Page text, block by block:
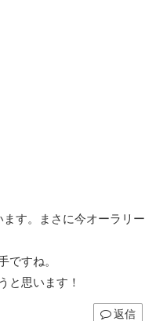
す。まさに今オーラリー
ですね。
と思います！
返信